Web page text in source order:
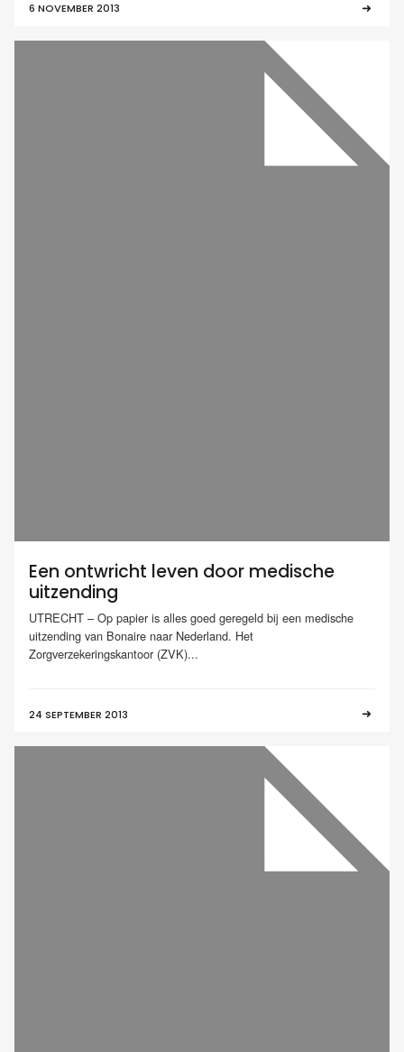
6 NOVEMBER 2013
Een ontwricht leven door medische
uitzending
UTRECHT – Op papier is alles goed geregeld bij een medische
uitzending van Bonaire naar Nederland. Het
Zorgverzekeringskantoor (ZVK)...
24 SEPTEMBER 2013